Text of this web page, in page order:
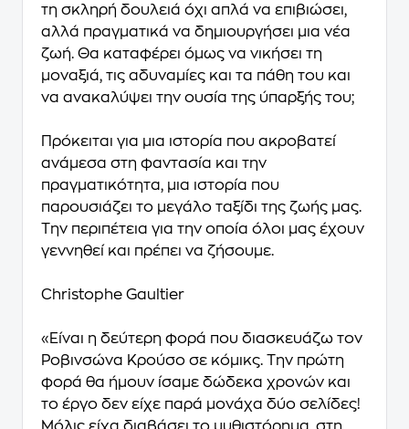
τη σκληρή δουλειά όχι απλά να επιβιώσει,
αλλά πραγματικά να δημιουργήσει μια νέα
ζωή. Θα καταφέρει όμως να νικήσει τη
μοναξιά, τις αδυναμίες και τα πάθη του και
να ανακαλύψει την ουσία της ύπαρξής του;
Πρόκειται για μια ιστορία που ακροβατεί
ανάμεσα στη φαντασία και την
πραγματικότητα, μια ιστορία που
παρουσιάζει το μεγάλο ταξίδι της ζωής μας.
Την περιπέτεια για την οποία όλοι μας έχουν
γεννηθεί και πρέπει να ζήσουμε.
Christophe Gaultier
«Είναι η δεύτερη φορά που διασκευάζω τον
Ροβινσώνα Κρούσο σε κόμικς. Την πρώτη
φορά θα ήμουν ίσαμε δώδεκα χρονών και
το έργο δεν είχε παρά μονάχα δύο σελίδες!